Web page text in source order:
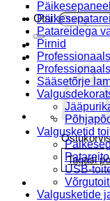
Otsi:
Tagasi
Patareidega
Pirnid
Sääsetõrje
Valgusketid
USB-
Valgusketide